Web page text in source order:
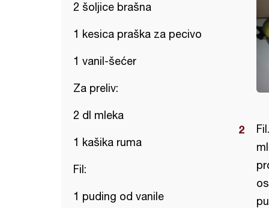
2 šoljice brašna
1 kesica praška za pecivo
1 vanil-šećer
Za preliv:
2 dl mleka
1 kašika ruma
Fil:
1 puding od vanile